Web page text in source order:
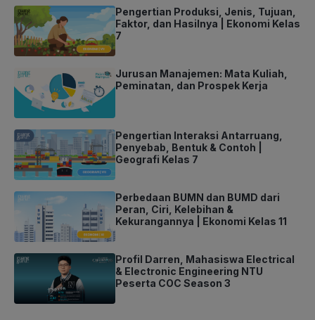
Pengertian Produksi, Jenis, Tujuan,
Faktor, dan Hasilnya | Ekonomi Kelas
7
Jurusan Manajemen: Mata Kuliah,
Peminatan, dan Prospek Kerja
Pengertian Interaksi Antarruang,
Penyebab, Bentuk & Contoh |
Geografi Kelas 7
Perbedaan BUMN dan BUMD dari
Peran, Ciri, Kelebihan &
Kekurangannya | Ekonomi Kelas 11
Profil Darren, Mahasiswa Electrical
& Electronic Engineering NTU
Peserta COC Season 3